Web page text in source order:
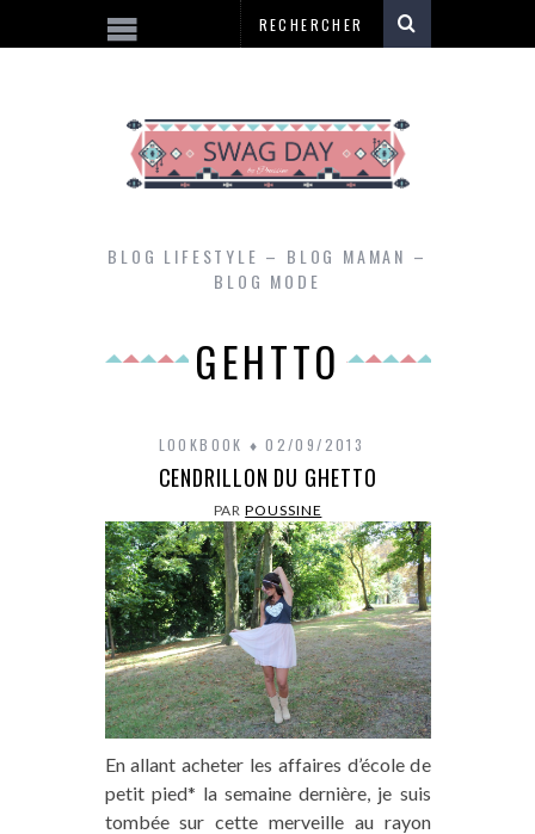
BLOG LIFESTYLE – BLOG MAMAN –
BLOG MODE
GEHTTO
LOOKBOOK 02/09/2013
CENDRILLON DU GHETTO
PARPOUSSINE
En allant acheter les affaires d’école de
petit pied* la semaine dernière, je suis
tombée sur cette merveille au rayon